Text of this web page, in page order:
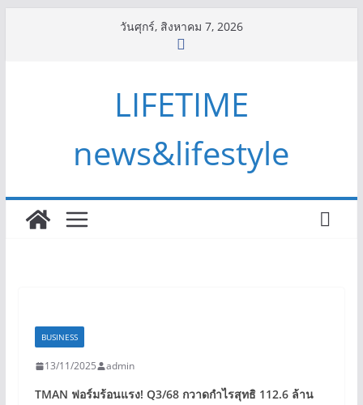
วันศุกร์, สิงหาคม 7, 2026
LIFETIME
news&lifestyle
BUSINESS
13/11/2025 admin
TMAN ฟอร์มร้อนแรง! Q3/68กวาดกำไรสุทธิ 112.6ล้าน